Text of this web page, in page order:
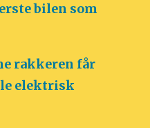
bilen som
rakkeren får
elektrisk